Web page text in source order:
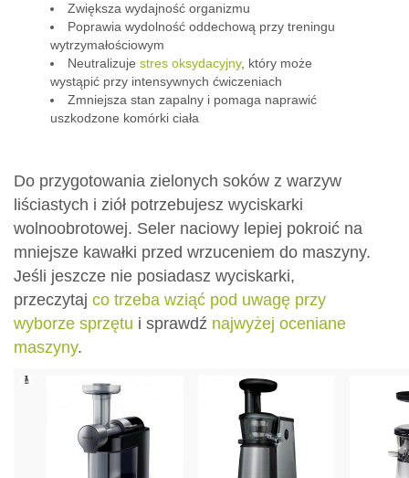
Zwiększa wydajność organizmu
Poprawia wydolność oddechową przy treningu
wytrzymałościowym
Neutralizuje stres oksydacyjny, który może
wystąpić przy intensywnych ćwiczeniach
Zmniejsza stan zapalny i pomaga naprawić
uszkodzone komórki ciała
Do przygotowania zielonych soków z warzyw
liściastych i ziół potrzebujesz wyciskarki
wolnoobrotowej. Seler naciowy lepiej pokroić na
mniejsze kawałki przed wrzuceniem do maszyny.
Jeśli jeszcze nie posiadasz wyciskarki,
przeczytaj co trzeba wziąć pod uwagę przy
wyborze sprzętu i sprawdź najwyżej oceniane
maszyny.